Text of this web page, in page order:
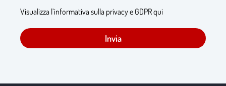
Visualizza l’informativa sulla privacy e GDPR qui
Invia